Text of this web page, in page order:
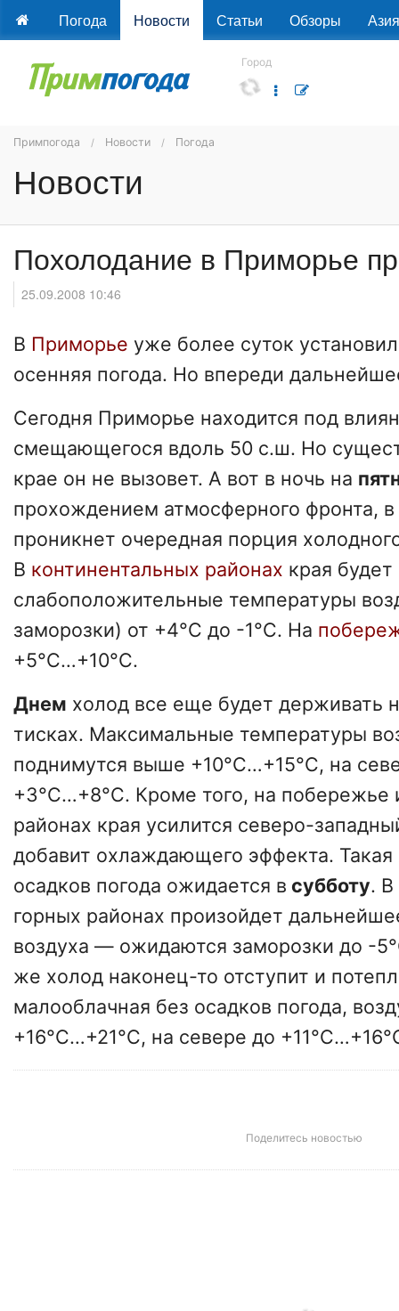
Погода Новости Статьи Обзоры Азия
Город
Примпогода Новости Погода
Новости
Похолодание в Приморье
25.09.2008 10:46
В Приморье уже более суток
осенняя погода. Но впереди
Сегодня Приморье находится под
смещающегося вдоль 50 с.ш. Но
крае он не вызовет. А вот в ночь на
прохождением атмосферного фронта,
проникнет очередная порция
В континентальных районах края
слабоположительные температуры
заморозки) от +4°C до -1°C. На
+5°C…+10°C.
Днем холод все еще будет держивать
тисках. Максимальные температуры
поднимутся выше +10°C…+15°C, на
+3°C…+8°C. Кроме того, на побережье
районах края усилится северо-
добавит охлаждающего эффекта.
осадков погода ожидается в субботу. В
горных районах произойдет
воздуха — ожидаются заморозки до -
же холод наконец-то отступит и
малооблачная без осадков погода,
+16°C…+21°C, на севере до
Поделитесь новостью